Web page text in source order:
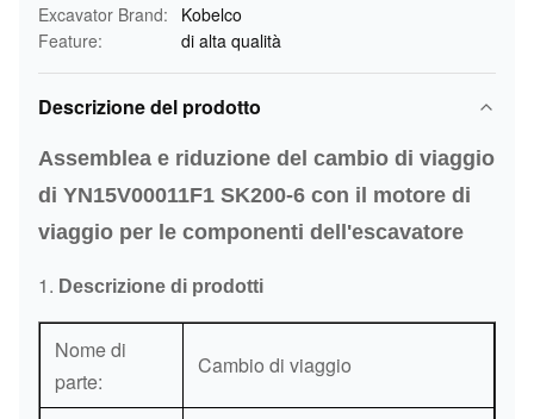
Excavator Brand:
Kobelco
Feature:
di alta qualità
Descrizione del prodotto
Assemblea e riduzione del cambio di viaggio
di YN15V00011F1 SK200-6 con il motore di
viaggio per le componenti dell'escavatore
1. Descrizione di prodotti
Nome di
parte:
Cambio di viaggio